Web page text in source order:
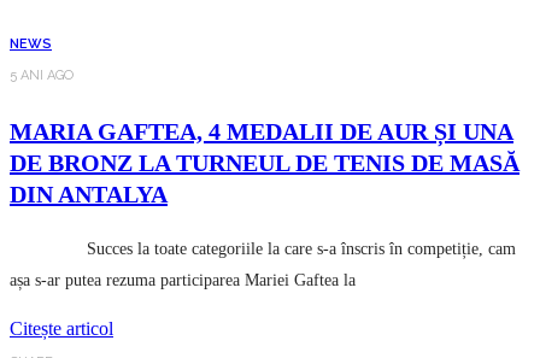
NEWS
5 ANI AGO
MARIA GAFTEA, 4 MEDALII DE AUR ȘI UNA
DE BRONZ LA TURNEUL DE TENIS DE MASĂ
DIN ANTALYA
Succes la toate categoriile la care s-a înscris în competiție, cam
așa s-ar putea rezuma participarea Mariei Gaftea la
Citește articol